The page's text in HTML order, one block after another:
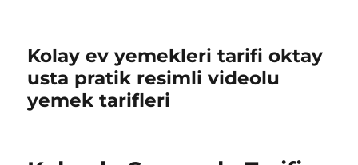
Kolay ev yemekleri tarifi oktay
usta pratik resimli videolu
yemek tarifleri